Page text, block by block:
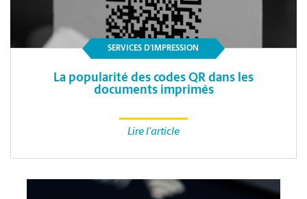
SERVICES D’IMPRESSION
La popularité des codes QR dans les
documents imprimés
Lire l'article